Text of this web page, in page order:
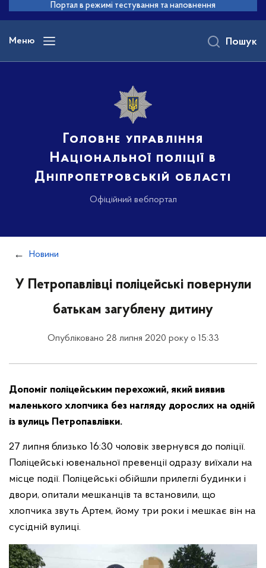
основного
вмісту
Портал в режимі тестування та наповнення
Меню
Головне управління
Національної поліції в
Дніпропетровській області
Офіційний вебпортал
Пошук
Новини
У Петропавлівці поліцейські повернули
батькам загублену дитину
Опубліковано 28 липня 2020 року о 15:33
Допоміг поліцейським перехожий, який виявив
маленького хлопчика без нагляду дорослих на одній
із вулиць Петропавлівки.
27 липня близько 16:30 чоловік звернувся до поліції.
Поліцейські ювенальної превенції одразу виїхали на
місце події. Поліцейські обійшли прилеглі будинки і
двори, опитали мешканців та встановили, що
хлопчика звуть Артем, йому три роки і мешкає він на
сусідній вулиці.